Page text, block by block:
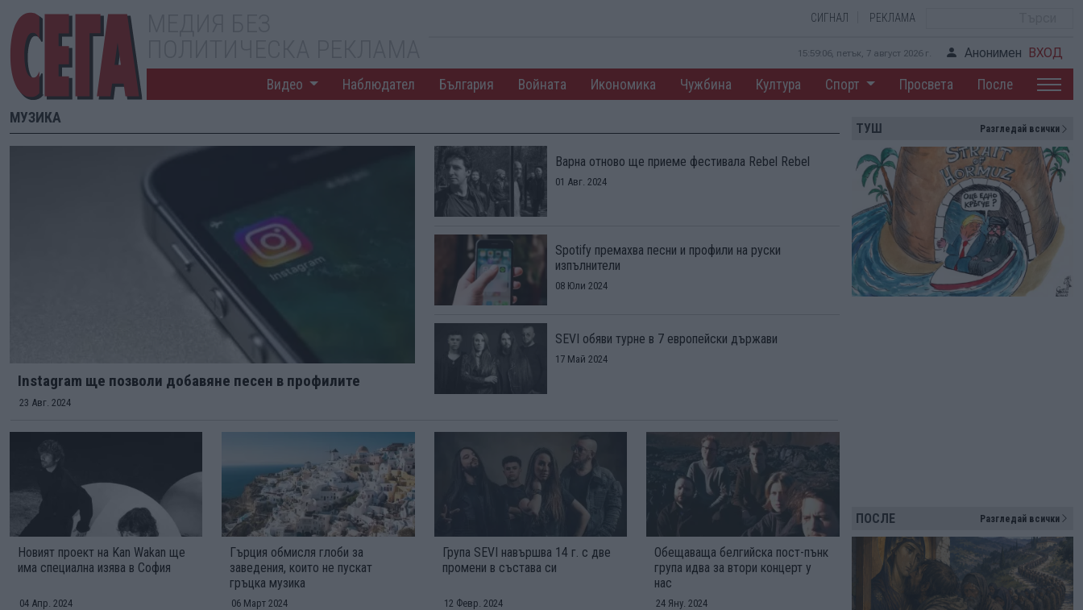
СИГНАЛ РЕКЛАМА
15:59:08, петък, 7 август 2026 г. Анонимен ВХОД
Видео Наблюдател България Войната Икономика Чужбина Култура Спорт Просвета После
МУЗИКА
Instagram ще позволи добавяне песен в профилите
23 Авг. 2024
Варна отново ще приеме фестивала Rebel Rebel
01 Авг. 2024
Spotify премахва песни и профили на руски
изпълнители
08 Юли 2024
SEVI обяви турне в 7 европейски държави
17 Май 2024
Новият проект на Kan Wakan ще
има специална изява в София
04 Апр. 2024
Гърция обмисля глоби за
заведения, които не пускат
гръцка музика
06 Март 2024
Група SEVI навършва 14 г. с две
промени в състава си
12 Февр. 2024
Обещаваща белгийска пост-пънк
група идва за втори концерт у
нас
24 Яну. 2024
ТУШ Разгледай всички
ПОСЛЕ Разгледай всички